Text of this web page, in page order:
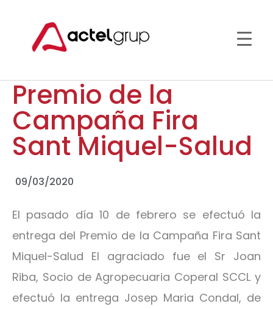
Premio de la
Campaña Fira
Sant Miquel-Salud
09/03/2020
El pasado día 10 de febrero se efectuó la
entrega del Premio de la Campaña Fira Sant
Miquel-Salud El agraciado fue el Sr Joan
Riba, Socio de Agropecuaria Coperal SCCL y
efectuó la entrega Josep Maria Condal, de